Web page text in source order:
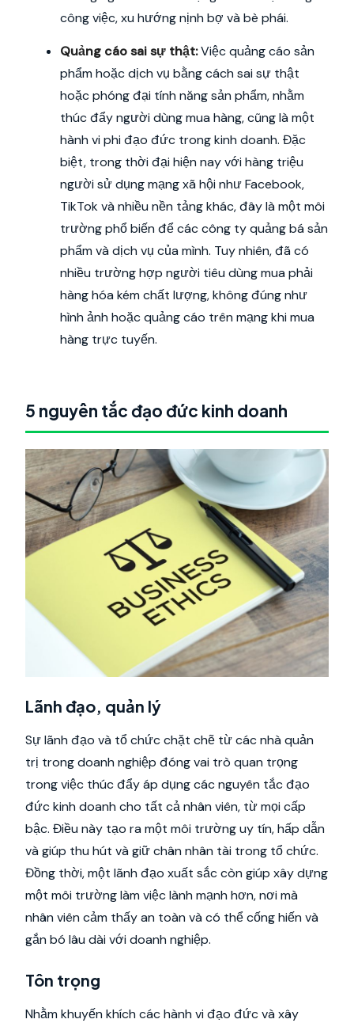
công việc, xu hướng nịnh bợ và bè phái.
Quảng cáo sai sự thật:Việc quảng cáo sản
phẩm hoặc dịch vụ bằng cách sai sự thật
hoặc phóng đại tính năng sản phẩm, nhằm
thúc đẩy người dùng mua hàng, cũng là một
hành vi phi đạo đức trong kinh doanh. Đặc
biệt, trong thời đại hiện nay với hàng triệu
người sử dụng mạng xã hội như Facebook,
TikTok và nhiều nền tảng khác, đây là một môi
trường phổ biến để các công ty quảng bá sản
phẩm và dịch vụ của mình. Tuy nhiên, đã có
nhiều trường hợp người tiêu dùng mua phải
hàng hóa kém chất lượng, không đúng như
hình ảnh hoặc quảng cáo trên mạng khi mua
hàng trực tuyến.
5 nguyên tắc đạo đức kinh doanh
Lãnh đạo, quản lý
Sự lãnh đạo và tổ chức chặt chẽ từ các nhà quản
trị trong doanh nghiệp đóng vai trò quan trọng
trong việc thúc đẩy áp dụng các nguyên tắc đạo
đức kinh doanh cho tất cả nhân viên, từ mọi cấp
bậc. Điều này tạo ra một môi trường uy tín, hấp dẫn
và giúp thu hút và giữ chân nhân tài trong tổ chức.
Đồng thời, một lãnh đạo xuất sắc còn giúp xây dựng
một môi trường làm việc lành mạnh hơn, nơi mà
nhân viên cảm thấy an toàn và có thể cống hiến và
gắn bó lâu dài với doanh nghiệp.
Tôn trọng
Nhằm khuyến khích các hành vi đạo đức và xây